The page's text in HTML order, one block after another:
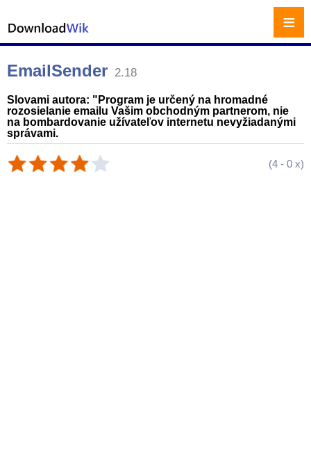
EmailSender 2.18
Slovami autora: "Program je určený na hromadné
rozosielanie emailu Vašim obchodným partnerom, nie
na bombardovanie užívateľov internetu nevyžiadanými
správami.
(4 - 0 x)
≡